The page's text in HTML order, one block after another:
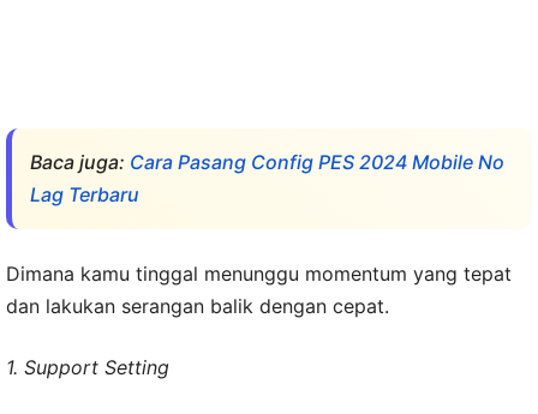
Baca juga: Cara Pasang Config PES 2024 Mobile No
Lag Terbaru
Dimana kamu tinggal menunggu momentum yang tepat
dan lakukan serangan balik dengan cepat.
1. Support Setting